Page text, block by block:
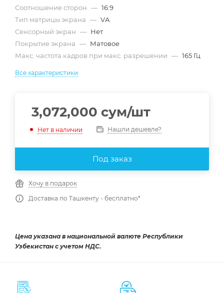
Соотношение сторон — 16:9
Тип матрицы экрана — VA
Сенсорный экран — Нет
Покрытие экрана — Матовое
Макс. частота кадров при макс. разрешении — 165 Гц
Все характеристики
3,072,000 сум/шт
Нет в наличии Нашли дешевле?
Под заказ
Хочу в подарок
Доставка по Ташкенту - бесплатно*
Цена указана в национальной валюте Республики
Узбекистан с учетом НДС.